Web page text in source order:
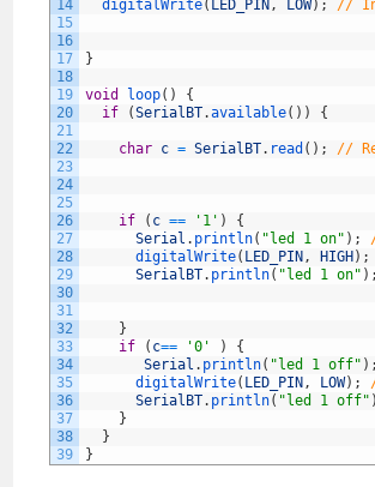
14
15
16
17
18
19
20
21
22
23
24
25
26
27
28
29
30
31
32
33
34
35
36
37
38
39
digitalWrite( LED_PIN , LOW) ; //
}
void loop( )
{
if
(SerialBT.available( ) ) {
char c = SerialBT. read ( ) ; //
if ( c == '1' )
{
Serial . println( "led 1 on" ) ;
digitalWrite( LED_PIN , HIGH) ;
SerialBT. println( "led 1 on" ) ;
}
if
( c== '0' )
{
Serial . println( "led 1 off" ) ;
digitalWrite( LED_PIN , LOW) ;
SerialBT. println( "led 1 off" )
}
}
}